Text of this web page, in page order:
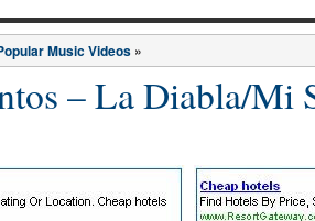
Music Videos »
– La Diabla/Mi